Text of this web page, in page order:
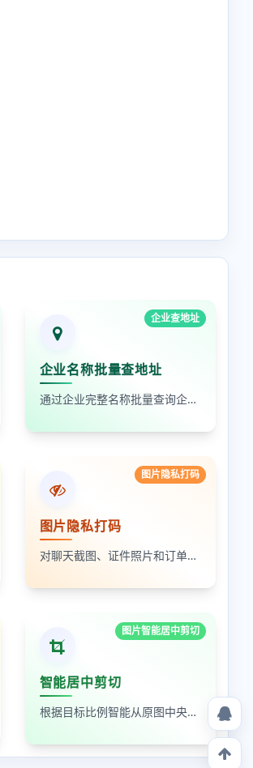
企业查地址
企业名称批量查地址
通过企业完整名称批量查询企业地址，支持查看默认地址、年报地址和注册地址，适合企业资料整理和工商信息核对
图片隐私打码
图片隐私打码
对聊天截图、证件照片和订单页面中的敏感内容进行局部打码，支持多次框选和重复处理
图片智能居中剪切
智能居中剪切
根据目标比例智能从原图中央裁出最大可用区域，适合封面图、缩略图和平台尺寸适配